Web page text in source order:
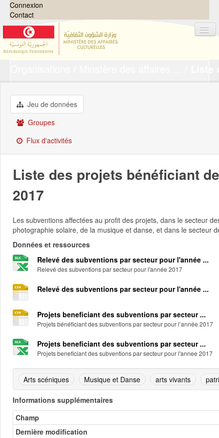
Connexion
Contact
Groupes
Demandes
À propos
Jeu de données
Groupes
Flux d'activités
Liste des projets bénéficiant
2017
Les subventions affectées au profit des projets, dans le secteur
photographie solaire, de la musique et danse, et dans le secteur
Données et ressources
Relevé des subventions par secteur pour l'année ...
Relevé des subventions par secteur pour l'année 2017
Relevé des subventions par secteur pour l'année ...
Projets beneficiant des subventions par secteur ...
Projets bénéficiant des subventions par secteur pour l’année 2017
Projets beneficiant des subventions par secteur ...
Projets beneficiant des subventions par secteur pour l'annee 2017
Arts scéniques Musique et Danse arts vivants
Informations supplémentaires
Champ
Dernière modification